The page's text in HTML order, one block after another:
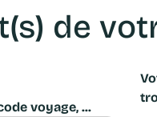
de
voyage, ...